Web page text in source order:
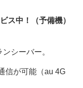
ス中！（予備機）
シーバー。
信が可能（au 4G